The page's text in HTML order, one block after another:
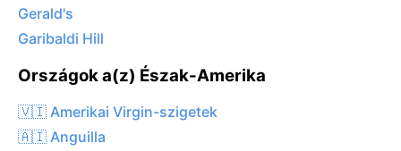
Gerald's
Garibaldi Hill
Országok a(z) Észak-Amerika
🇻🇮 Amerikai Virgin-szigetek
🇦🇮 Anguilla